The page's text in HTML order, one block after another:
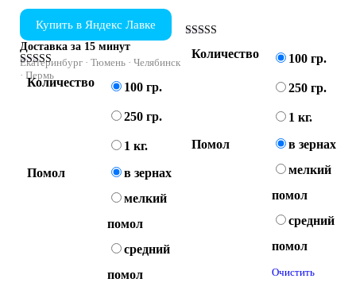
5.00
Количество 100 гр.
250 гр.
1 кг.
Помол
в зернах
мелкий
помол
средний
помол
Очистить
Купить в Яндекс Лавке
Доставка за 15 минут
Екатеринбург · Тюмень · Челябинск
· Пермь
Оценка
4.75
Количество 100 гр.
250 гр.
1 кг.
Помол
в зернах
мелкий
помол
средний
помол